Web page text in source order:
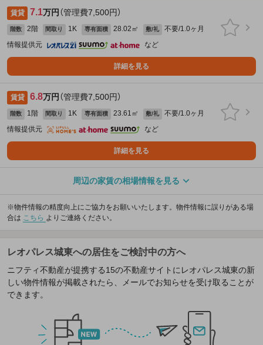
賃貸 7.1万円 （管理費7,500円）
階数 2階 間取り 1K 専有面積 28.02㎡ 敷/礼
不要/1.0ヶ月
情報提供元
など
詳細を見る
賃貸 6.8万円 （管理費7,500円）
階数 1階 間取り 1K 専有面積 23.61㎡ 敷/礼
不要/1.0ヶ月
情報提供元
など
詳細を見る
周辺の家賃の相場情報を見る
※物件情報の精度向上にご協力をお願いいたします。物件情報に誤りがある場
合は こちら よりご連絡ください。
レオパレス城東への居住をご検討中の方へ
ニフティ不動産が提携する15の不動産サイトにレオパレス城東の新
しい物件情報が掲載されたら、メールでお知らせを受け取ることが
できます。